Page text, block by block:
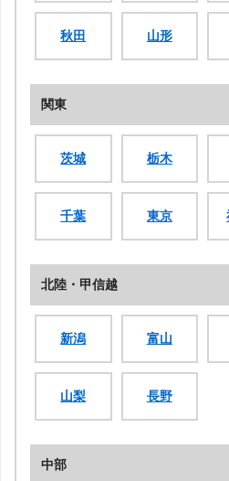
秋田 山形
関東
茨城 栃木
千葉 東京
北陸・甲信越
新潟 富山
山梨 長野
中部